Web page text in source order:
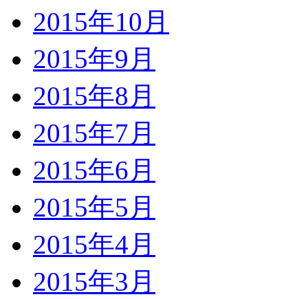
2015年10月
2015年9月
2015年8月
2015年7月
2015年6月
2015年5月
2015年4月
2015年3月